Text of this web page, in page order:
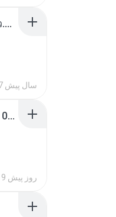
เมียน้อยเหงา พาเสียวค่ะ18+เล่าเรื่องเสียว.mp3
7 سال پیش
[Witanime.com] RKNGMNNTSRCMB EP 06 HD.mp4
9 روز پیش